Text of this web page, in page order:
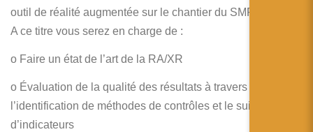
Deutsch
Español
outil de réalité augmentée sur le chantier du SMR à Paris.
A ce titre vous serez en charge de :
o Faire un état de l’art de la RA/XR
o Évaluation de la qualité des résultats à travers
l’identification de méthodes de contrôles et le suivi
d’indicateurs